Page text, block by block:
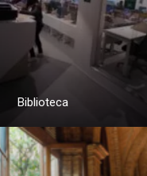
Biblioteca